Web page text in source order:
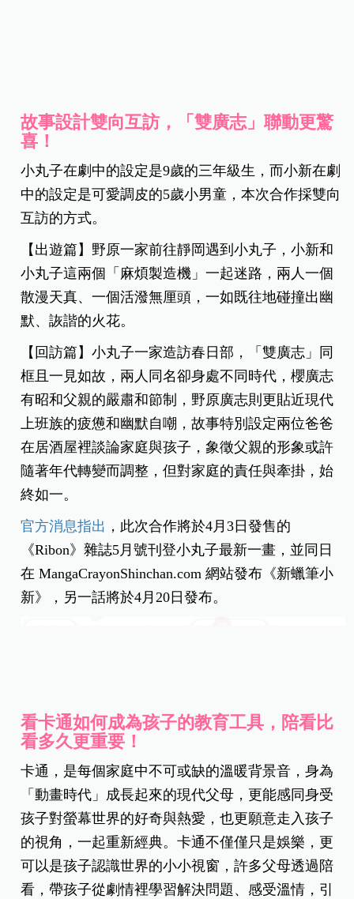
故事設計雙向互訪，「雙廣志」聯動更驚
喜！
小丸子在劇中的設定是9歲的三年級生，而小新在劇
中的設定是可愛調皮的5歲小男童，本次合作採雙向
互訪的方式。
【出遊篇】野原一家前往靜岡遇到小丸子，小新和
小丸子這兩個「麻煩製造機」一起迷路，兩人一個
散漫天真、一個活潑無厘頭，一如既往地碰撞出幽
默、詼諧的火花。
【回訪篇】小丸子一家造訪春日部，「雙廣志」同
框且一見如故，兩人同名卻身處不同時代，櫻廣志
有昭和父親的嚴肅和節制，野原廣志則更貼近現代
上班族的疲憊和幽默自嘲，故事特別設定兩位爸爸
在居酒屋裡談論家庭與孩子，象徵父親的形象或許
隨著年代轉變而調整，但對家庭的責任與牽掛，始
終如一。
官方消息指出 ，此次合作將於4月3日發售的
《Ribon》雜誌5月號刊登小丸子最新一畫，並同日
在 MangaCrayonShinchan.com 網站發布《新蠟筆小
新》，另一話將於4月20日發布。
看卡通如何成為孩子的教育工具，陪看比
看多久更重要！
卡通，是每個家庭中不可或缺的溫暖背景音，身為
「動畫時代」成長起來的現代父母，更能感同身受
孩子對螢幕世界的好奇與熱愛，也更願意走入孩子
的視角，一起重新經典。卡通不僅僅只是娛樂，更
可以是孩子認識世界的小小視窗，許多父母透過陪
看，帶孩子從劇情裡學習解決問題、感受溫情，引